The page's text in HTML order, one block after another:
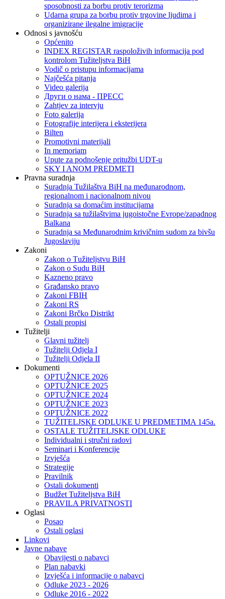
sposobnosti za borbu protiv terorizma
Udarna grupa za borbu protiv trgovine ljudima i
organizirane ilegalne imigracije
Odnosi s javnošću
Općenito
INDEX REGISTAR raspoloživih informacija pod
kontrolom Tužiteljstva BiH
Vodič o pristupu informacijama
Najčešća pitanja
Video galerija
Други о нама - ПРЕСC
Zahtjev za intervju
Foto galerija
Fotografije interijera i eksterijera
Bilten
Promotivni materijali
In memoriam
Upute za podnošenje pritužbi UDT-u
SKY I ANOM PREDMETI
Pravna suradnja
Suradnja Tužilaštva BiH na međunarodnom,
regionalnom i nacionalnom nivou
Suradnja sa domaćim institucijama
Suradnja sa tužilaštvima jugoistočne Evrope/zapadnog
Balkana
Suradnja sa Međunarodnim krivičnim sudom za bivšu
Jugoslaviju
Zakoni
Zakon o Тužiteljstvu BiH
Zakon o Sudu BiH
Kazneno pravo
Građansko pravo
Zakoni FBIH
Zakoni RS
Zakoni Brčko Distrikt
Ostali propisi
Tužitelji
Glavni tužitelj
Tužitelji Odjela I
Tužitelji Odjela II
Dokumenti
OPTUŽNICE 2026
OPTUŽNICE 2025
OPTUŽNICE 2024
OPTUŽNICE 2023
OPTUŽNICE 2022
TUŽITELJSKE ODLUKE U PREDMETIMA 145a.
OSTALE TUŽITELJSKE ODLUKE
Individualni i stručni radovi
Seminari i Konferencije
Izvješća
Strategije
Pravilnik
Ostali dokumenti
Budžet Tužiteljstva BiH
PRAVILA PRIVATNOSTI
Oglasi
Posao
Ostali oglasi
Linkovi
Javne nabave
Obavijesti o nabavci
Plan nabavki
Izvješća i informacije o nabavci
Odluke 2023 - 2026
Odluke 2016 - 2022